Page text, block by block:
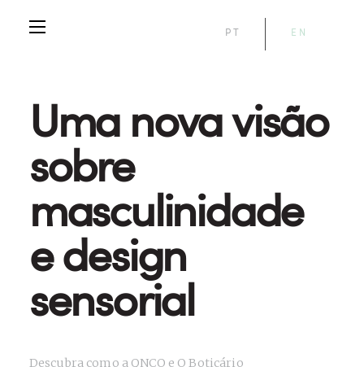
PT EN
Uma nova visão
sobre
masculinidade
e design
sensorial
Descubra como a QNCO e O Boticário